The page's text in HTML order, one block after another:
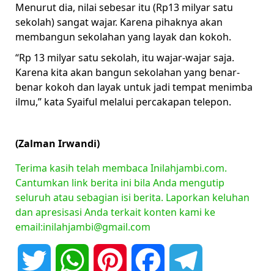
Menurut dia, nilai sebesar itu (Rp13 milyar satu
sekolah) sangat wajar. Karena pihaknya akan
membangun sekolahan yang layak dan kokoh.
“Rp 13 milyar satu sekolah, itu wajar-wajar saja.
Karena kita akan bangun sekolahan yang benar-
benar kokoh dan layak untuk jadi tempat menimba
ilmu,” kata Syaiful melalui percakapan telepon.
(Zalman Irwandi)
Terima kasih telah membaca Inilahjambi.com.
Cantumkan link berita ini bila Anda mengutip
seluruh atau sebagian isi berita. Laporkan keluhan
dan apresisasi Anda terkait konten kami ke
email:inilahjambi@gmail.com
Twitter WhatsAppPinterest Facebook